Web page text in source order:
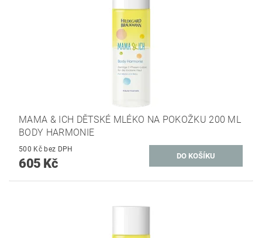
MAMA & ICH DĚTSKÉ MLÉKO NA POKOŽKU 200 ML
BODY HARMONIE
500 Kč bez DPH
605 Kč